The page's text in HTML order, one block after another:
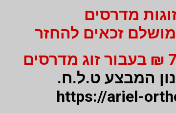
זכאים להחזר
המבצע ט.ל.ח.
https://ariel-